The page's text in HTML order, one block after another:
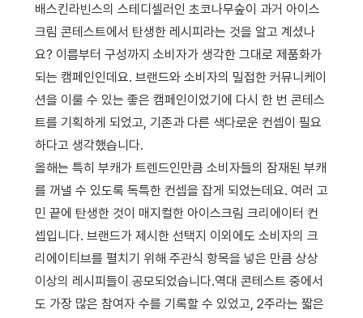
배스킨라빈스의 스테디셀러인 초코나무숲이 과거 아이스
크림 콘테스트에서 탄생한 레시피라는 것을 알고 계셨나
요? 이름부터 구성까지 소비자가 생각한 그대로 제품화가
되는 캠페인인데요. 브랜드와 소비자의 밀접한 커뮤니케이
션을 이룰 수 있는 좋은 캠페인이었기에 다시 한 번 콘테스
트를 기획하게 되었고, 기존과 다른 색다로운 컨셉이 필요
하다고 생각했습니다.
올해는 특히 부캐가 트렌드인만큼 소비자들의 잠재된 부캐
를 꺼낼 수 있도록 독특한 컨셉을 잡게 되었는데요. 여러 고
민 끝에 탄생한 것이 매지컬한 아이스크림 크리에이터 컨
셉입니다. 브랜드가 제시한 선택지 이외에도 소비자의 크
리에이티브를 펼치기 위해 주관식 항목을 넣은 만큼 상상
이상의 레시피들이 공모되었습니다.역대 콘테스트 중에서
도 가장 많은 참여자 수를 기록할 수 있었고, 2주라는 짧은